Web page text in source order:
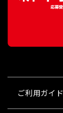
ご利用ガイド